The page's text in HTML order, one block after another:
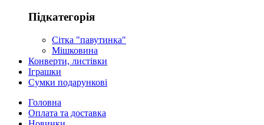
Підкатегорія
Сітка "павутинка"
Мішковина
Конверти, листівки
Іграшки
Сумки подарункові
Головна
Оплата та доставка